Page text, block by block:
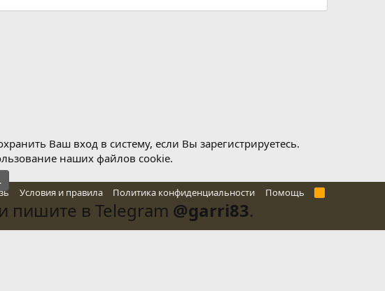
Условия и правила Политика конфиденциальности Помощь
R
Ваш вход в систему, если Вы зарегистрируетесь.
наших файлов cookie.
пишите в Telegram @garri83.